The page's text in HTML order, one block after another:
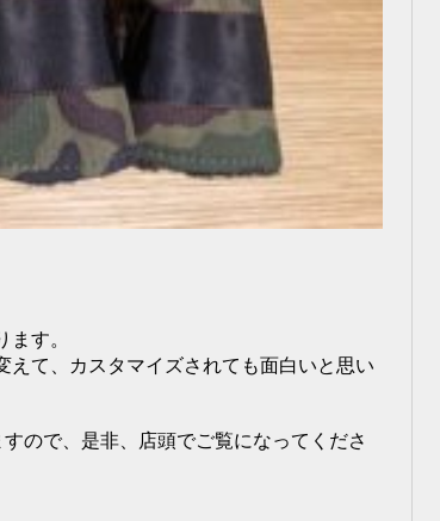
す。
て、カスタマイズされても面白いと思い
ので、是非、店頭でご覧になってくださ